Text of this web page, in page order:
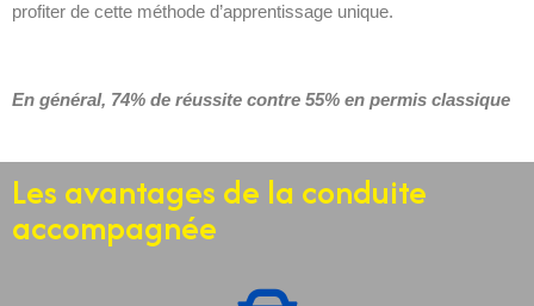
profiter de cette méthode d’apprentissage unique.
En général, 74% de réussite contre 55% en permis classique
Les avantages de la conduite
accompagnée